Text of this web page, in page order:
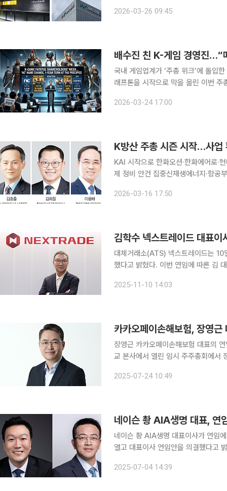
안건에 반대 의결권 행사를 예고하면
2026-03-26 09:45
배수진 친 K-게임 경영진…“
국내 게임업계가 ‘주총 위크’에 돌입
래프톤을 시작으로 막을 올린 이번 주
2026-03-24 17:00
K방산 주총 시즌 시작…사업
KAI 시작으로 한화오션·한화에어로·
제 정비 안건 집중신재생에너지·항공부품 등
성장 동력을 확보하기 위한 대표이사
2026-03-16 17:50
김학수 넥스트레이드 대표
대체거래소(ATS) 넥스트레이드는
했다고 밝혔다. 이번 연임에 따른 김 대표 임기는 2028년 3월까지다. 김 대표는 2022년 11월 넥스
다. 넥스트레이드는 상장지수펀드
2025-11-10 14:03
카카오페이손해보험, 장영근
장영근 카카오페이손해보험 대표의 연임이 확정됐다. 카카오페이손해
교 본사에서 열린 임시 주주총회에서
정립하고 짧은 기간 내에 체질 개선과
2025-07-24 10:49
네이슨 촹 AIA생명 대표, 연
네이슨 촹 AIA생명 대표이사가 연임에 성공했다. 4일 AIA생명은 서울 중
열고 대표이사 연임안을 의결했다고
을 받고 있다. 그는 지난 임기동안
2025-07-04 14:39